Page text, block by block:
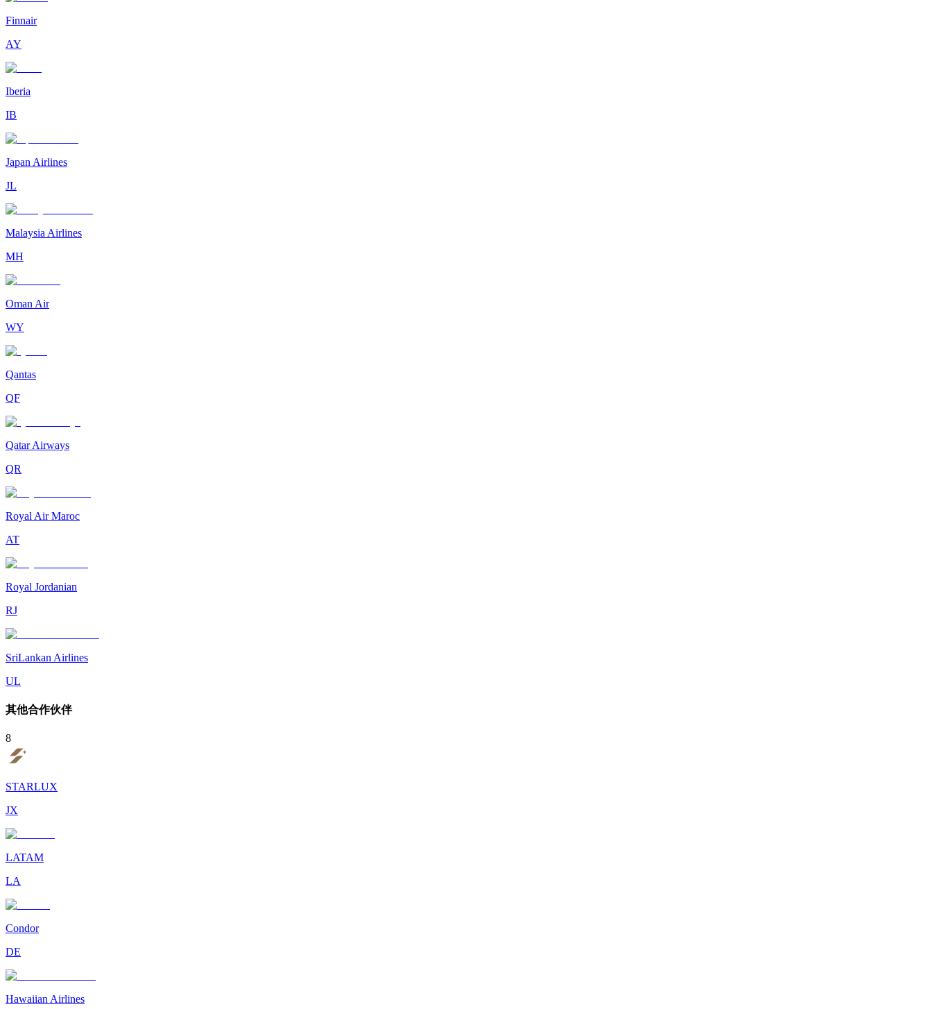
Finnair
AY
Iberia
IB
Japan Airlines
JL
Malaysia Airlines
MH
Oman Air
WY
Qantas
QF
Qatar Airways
QR
Royal Air Maroc
AT
Royal Jordanian
RJ
SriLankan Airlines
UL
其他合作伙伴
8
STARLUX
JX
LATAM
LA
Condor
DE
Hawaiian Airlines